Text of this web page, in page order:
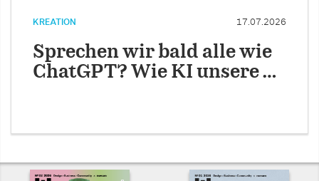
KREATION 17.07.2026
Sprechen wir bald alle wie
ChatGPT? Wie KI unsere …